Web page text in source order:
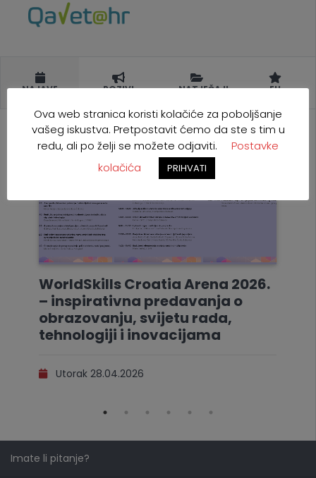
NAJAVE POZIVI NATJEČAJI EU
WorldSkills Croatia Arena 2026.
– inspirativna predavanja o
obrazovanju, svijetu rada,
tehnologiji i inovacijama
Utorak 28.04.2026
Imate li pitanje?
Ova web stranica koristi kolačiće za poboljšanje
vašeg iskustva. Pretpostavit ćemo da ste s tim u
redu, ali po želji se možete odjaviti.
Postavke
kolačića
PRIHVATI